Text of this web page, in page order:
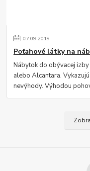
07.09.2019
Poťahové látky na
Nábytok do obývacej
alebo Alcantara.
nevýhody. Výhodou